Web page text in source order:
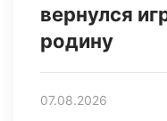
вернулся
родину
07.08.2026